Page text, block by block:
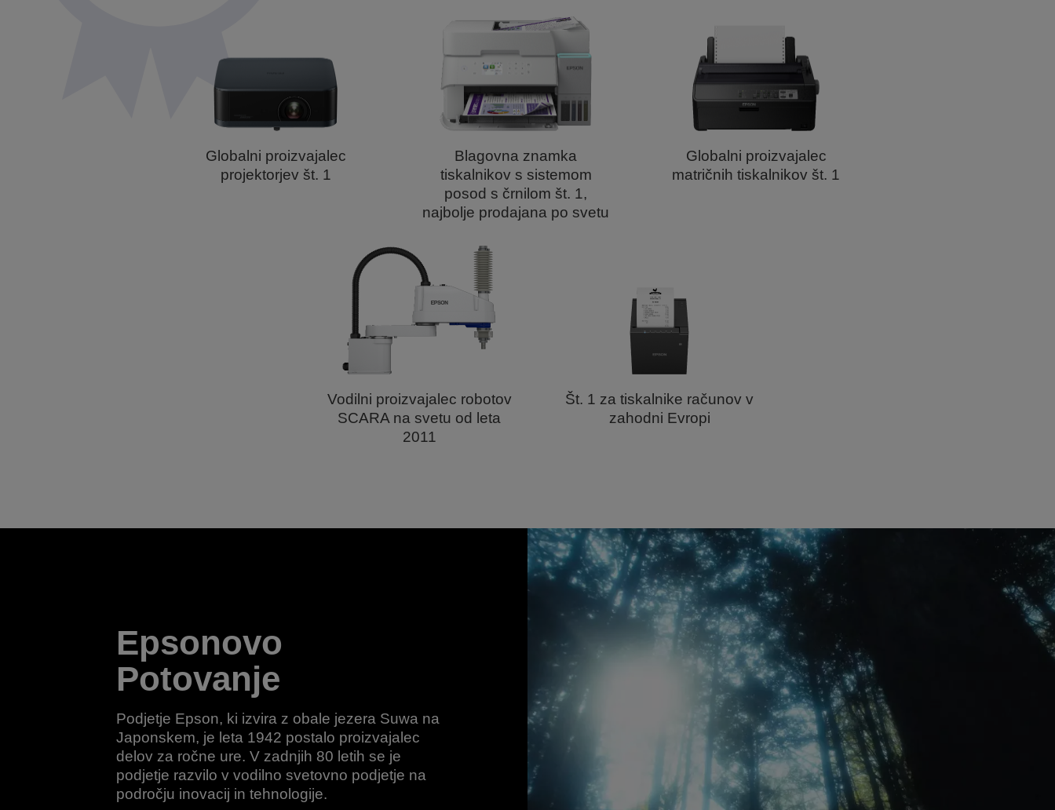
Globalni proizvajalec
projektorjev št. 1
Blagovna znamka
tiskalnikov s sistemom
posod s črnilom št. 1,
najbolje prodajana po svetu
Globalni proizvajalec
matričnih tiskalnikov št. 1
Vodilni proizvajalec robotov
SCARA na svetu od leta
2011
Št. 1 za tiskalnike računov v
zahodni Evropi
Epsonovo
Potovanje
Podjetje Epson, ki izvira z obale jezera Suwa na
Japonskem, je leta 1942 postalo proizvajalec
delov za ročne ure. V zadnjih 80 letih se je
podjetje razvilo v vodilno svetovno podjetje na
področju inovacij in tehnologije.